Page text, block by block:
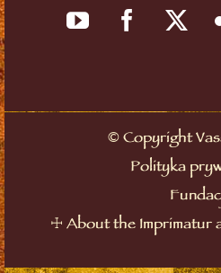
©Copyright
Polityka
☩ About the Imprimatur